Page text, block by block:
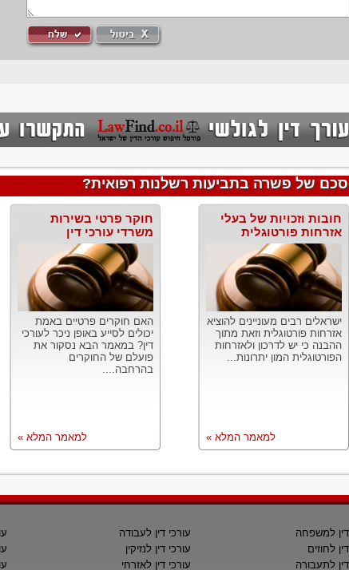
של פשרה בתביעות רשלנות רפואית?
חובות וזכויות של בעלי
אזרחות פורטוגלית
ישראלים רבים מעוניינים להוציא
אזרחות פורטוגלית וזאת מתוך
ההבנה כי יש לדרכון ולאזרחות
הפורטוגלית המון יתרונות...
למאמר המלא »
חוקר פרטי בשירות
משרדי עורכי דין
האם חוקרים פרטיים באמת
יכולים לסייע באופן ניכר לעורכי
דין? במאמר הבא נסקור את
פועלם של החוקרים
בהרחבה....
למאמר המלא »
דין למשפחה
לחוזים
לתעבורה
עורכי דין לעבודה
עורכי דין לנזיקין
עורכי דין לאזרחי